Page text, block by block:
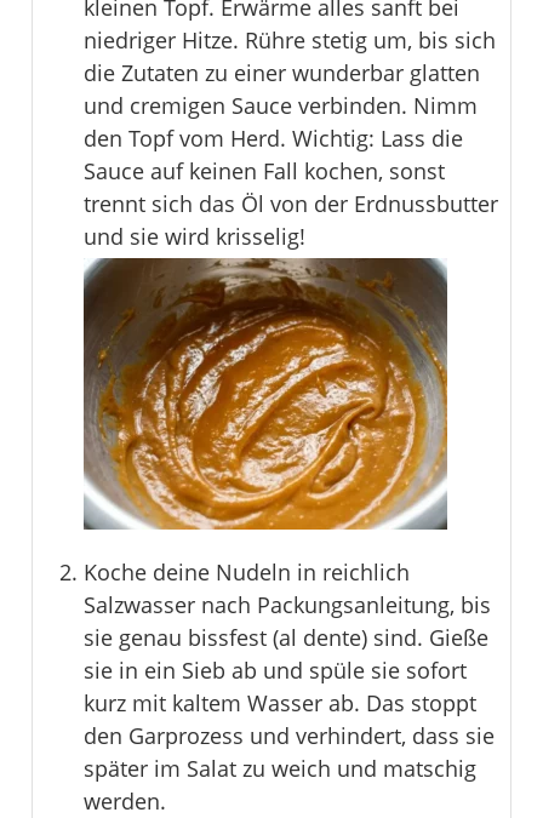
kleinen Topf. Erwärme alles sanft bei
niedriger Hitze. Rühre stetig um, bis sich
die Zutaten zu einer wunderbar glatten
und cremigen Sauce verbinden. Nimm
den Topf vom Herd. Wichtig: Lass die
Sauce auf keinen Fall kochen, sonst
trennt sich das Öl von der Erdnussbutter
und sie wird krisselig!
Koche deine Nudeln in reichlich
Salzwasser nach Packungsanleitung, bis
sie genau bissfest (al dente) sind. Gieße
sie in ein Sieb ab und spüle sie sofort
kurz mit kaltem Wasser ab. Das stoppt
den Garprozess und verhindert, dass sie
später im Salat zu weich und matschig
werden.